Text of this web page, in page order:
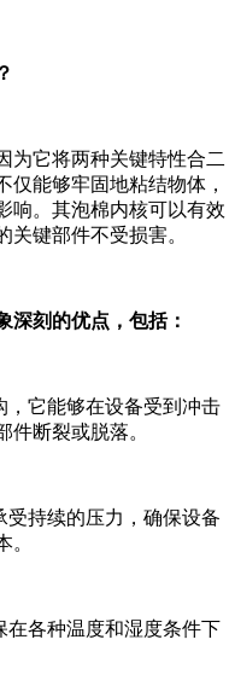
为它将两种关键特性合二
仅能够牢固地粘结物体，
响。其泡棉内核可以有效
键部件不受损害。
深刻的优点，包括：
，它能够在设备受到冲击
断裂或脱落。
受持续的压力，确保设备
。
在各种温度和湿度条件下